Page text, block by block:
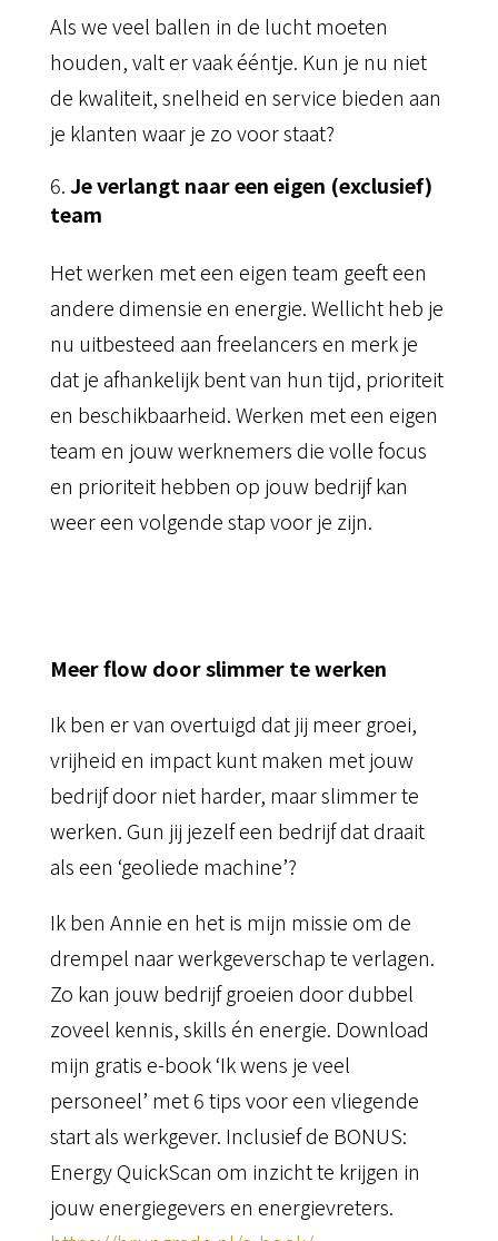
Als we veel ballen in de lucht moeten
houden, valt er vaak ééntje. Kun je nu niet
de kwaliteit, snelheid en service bieden aan
je klanten waar je zo voor staat?
Je verlangt naar een eigen (exclusief)
team
Het werken met een eigen team geeft een
andere dimensie en energie. Wellicht heb je
nu uitbesteed aan freelancers en merk je
dat je afhankelijk bent van hun tijd, prioriteit
en beschikbaarheid. Werken met een eigen
team en jouw werknemers die volle focus
en prioriteit hebben op jouw bedrijf kan
weer een volgende stap voor je zijn.
Meer flow door slimmer te werken
Ik ben er van overtuigd dat jij meer groei,
vrijheid en impact kunt maken met jouw
bedrijf door niet harder, maar slimmer te
werken. Gun jij jezelf een bedrijf dat draait
als een ‘geoliede machine’?
Ik ben Annie en het is mijn missie om de
drempel naar werkgeverschap te verlagen.
Zo kan jouw bedrijf groeien door dubbel
zoveel kennis, skills én energie. Download
mijn gratis e-book ‘Ik wens je veel
personeel’ met 6 tips voor een vliegende
start als werkgever. Inclusief de BONUS:
Energy QuickScan om inzicht te krijgen in
jouw energiegevers en energievreters.